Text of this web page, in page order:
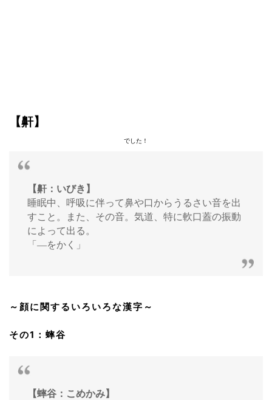
【鼾】
でした！
【鼾：いびき】
睡眠中、呼吸に伴って鼻や口からうるさい音を出
すこと。また、その音。気道、特に軟口蓋の振動
によって出る。
「―をかく」
～顔に関するいろいろな漢字～
その1：蟀谷
【蟀谷：こめかみ】